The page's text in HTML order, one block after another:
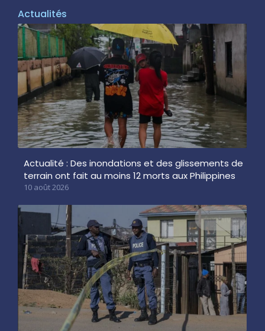
Actualités
Actualité : Des inondations et des glissements de
terrain ont fait au moins 12 morts aux Philippines
10 août 2026